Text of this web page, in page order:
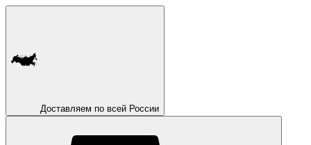
Доставляем по всей России